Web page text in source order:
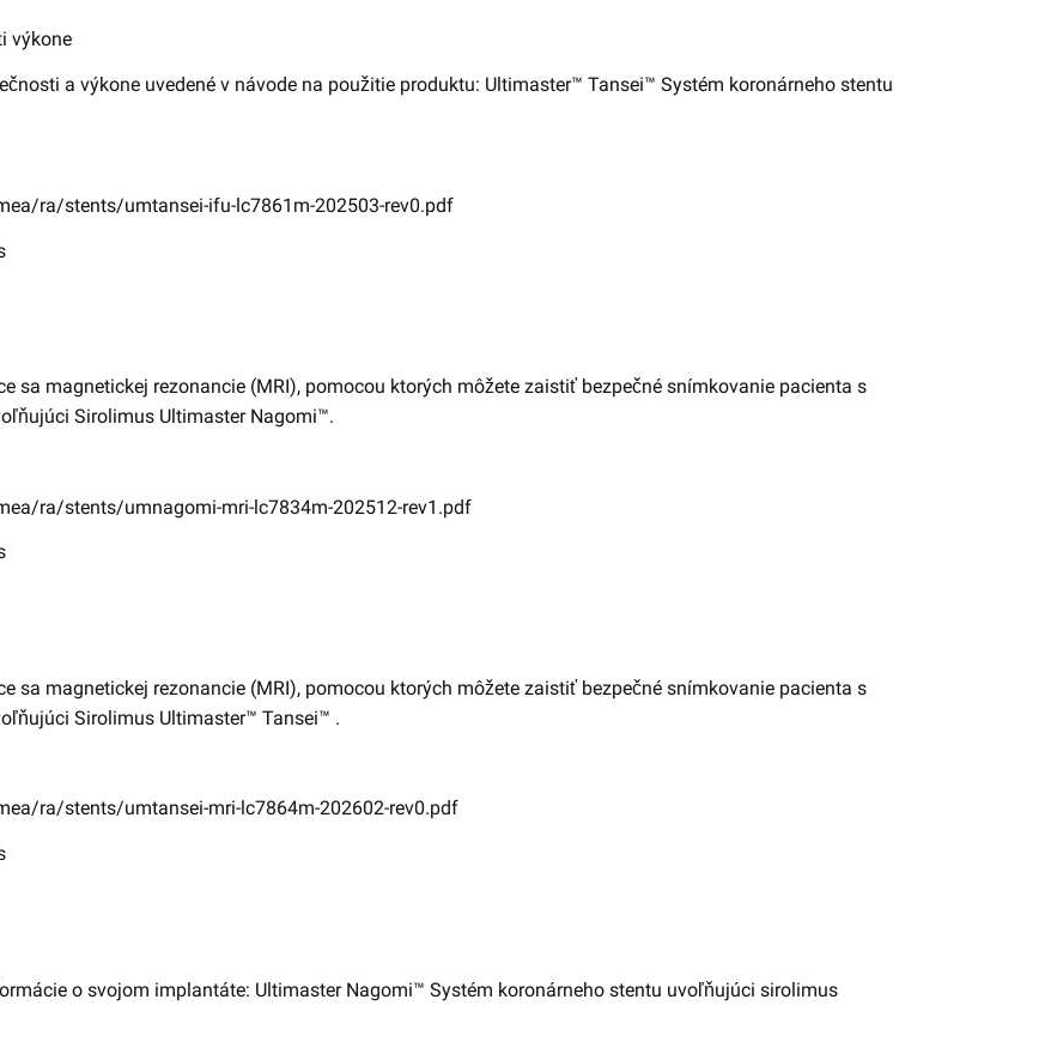
výkone
a výkone uvedené v návode na použitie produktu: Ultimaster™ Tansei™ Systém koronárneho stentu
ra/stents/umtansei-ifu-lc7861m-202503-rev0.pdf
sa magnetickej rezonancie (MRI), pomocou ktorých môžete zaistiť bezpečné snímkovanie pacienta s
Sirolimus Ultimaster Nagomi™.
ra/stents/umnagomi-mri-lc7834m-202512-rev1.pdf
sa magnetickej rezonancie (MRI), pomocou ktorých môžete zaistiť bezpečné snímkovanie pacienta s
Sirolimus Ultimaster™ Tansei™ .
ra/stents/umtansei-mri-lc7864m-202602-rev0.pdf
o svojom implantáte: Ultimaster Nagomi™ Systém koronárneho stentu uvoľňujúci sirolimus